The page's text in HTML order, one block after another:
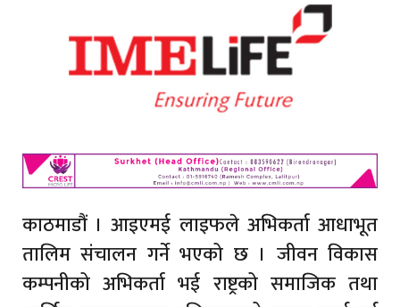
काठमाडौं । आइएमई लाइफले अभिकर्ता आधाभूत
तालिम संचालन गर्ने भएको छ । जीवन विकास
कम्पनीको अभिकर्ता भई राष्ट्रको समाजिक तथा